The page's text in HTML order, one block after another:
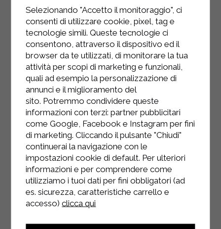
INSTAGRAM
Selezionando "Accetto il monitoraggio", ci
consenti di utilizzare cookie, pixel, tag e
tecnologie simili. Queste tecnologie ci
consentono, attraverso il dispositivo ed il
browser da te utilizzati, di monitorare la tua
attività per scopi di marketing e funzionali,
quali ad esempio la personalizzazione di
annunci e il miglioramento del
sito. Potremmo condividere queste
informazioni con terzi: partner pubblicitari
come Google, Facebook e Instagram per fini
di marketing. Cliccando il pulsante "Chiudi"
continuerai la navigazione con le
impostazioni cookie di default. Per ulteriori
informazioni e per comprendere come
utilizziamo i tuoi dati per fini obbligatori (ad
es. sicurezza, caratteristiche carrello e
accesso)clicca qui